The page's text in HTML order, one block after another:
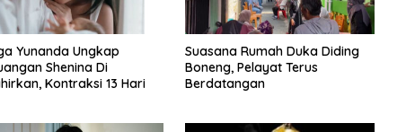
Yunanda Ungkap
Shenina Di
Kontraksi 13 Hari
Suasana Rumah Duka Diding
Boneng, Pelayat Terus
Berdatangan